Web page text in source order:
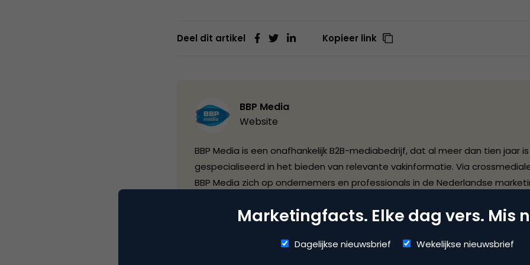
Deel dit artikel Kopieer link
BBP Media
Website
BBP Media is een onafhankelijk B2B-mediabedrijf, dat al meer dan tien jaar is
gespecialiseerd in het bieden van relevante vakinformatie. Via
BBP Media zich op ondernemers en professionals in de Nederlandse
actief als informatieleverancier in de e-commerce markt. Inmiddels heeft
een aanzienlijke internationale positie opgebouwd. Voor vergaring en
Marketingfacts. Elke dag vers. Mis
Dagelijkse nieuwsbrief Wekelijkse nieuwsbrief